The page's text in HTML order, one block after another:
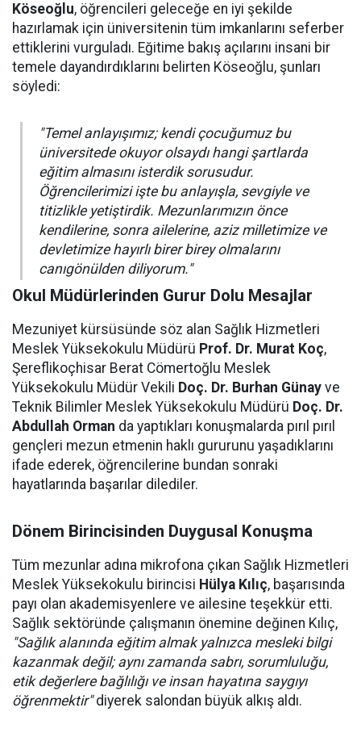
Köseoğlu, öğrencileri geleceğe en iyi şekilde
hazırlamak için üniversitenin tüm imkanlarını seferber
ettiklerini vurguladı. Eğitime bakış açılarını insani bir
temele dayandırdıklarını belirten Köseoğlu, şunları
söyledi:
"Temel anlayışımız; kendi çocuğumuz bu
üniversitede okuyor olsaydı hangi şartlarda
eğitim almasını isterdik sorusudur.
Öğrencilerimizi işte bu anlayışla, sevgiyle ve
titizlikle yetiştirdik. Mezunlarımızın önce
kendilerine, sonra ailelerine, aziz milletimize ve
devletimize hayırlı birer birey olmalarını
canıgönülden diliyorum."
Okul Müdürlerinden Gurur Dolu Mesajlar
Mezuniyet kürsüsünde söz alan Sağlık Hizmetleri
Meslek Yüksekokulu Müdürü Prof. Dr. Murat Koç,
Şereflikoçhisar Berat Cömertoğlu Meslek
Yüksekokulu Müdür Vekili Doç. Dr. Burhan Günay ve
Teknik Bilimler Meslek Yüksekokulu Müdürü Doç. Dr.
Abdullah Orman da yaptıkları konuşmalarda pırıl pırıl
gençleri mezun etmenin haklı gururunu yaşadıklarını
ifade ederek, öğrencilerine bundan sonraki
hayatlarında başarılar dilediler.
Dönem Birincisinden Duygusal Konuşma
Tüm mezunlar adına mikrofona çıkan Sağlık Hizmetleri
Meslek Yüksekokulu birincisi Hülya Kılıç, başarısında
payı olan akademisyenlere ve ailesine teşekkür etti.
Sağlık sektöründe çalışmanın önemine değinen Kılıç,
"Sağlık alanında eğitim almak yalnızca mesleki bilgi
kazanmak değil; aynı zamanda sabrı, sorumluluğu,
etik değerlere bağlılığı ve insan hayatına saygıyı
öğrenmektir"diyerek salondan büyük alkış aldı.